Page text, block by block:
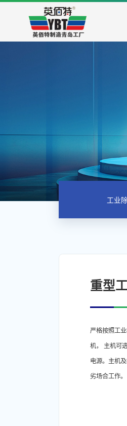
工业
重型
严格按照工
机， 主机可
电源。主机
劣场合工作。